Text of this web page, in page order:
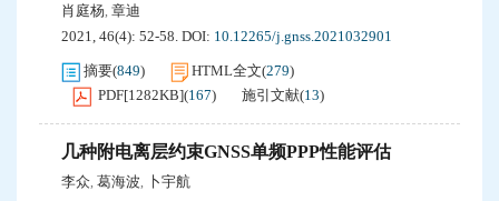
肖庭杨, 章迪
2021, 46(4): 52-58. DOI: 10.12265/j.gnss.2021032901
摘要(849) HTML全文(279)
PDF[1282KB](167) 施引文献(13)
几种附电离层约束GNSS单频PPP性能评估
李众, 葛海波,
卜宇航